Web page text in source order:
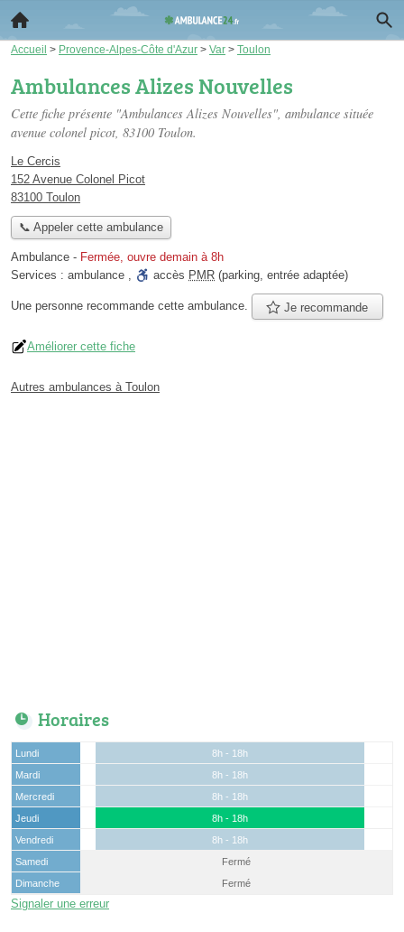
Accueil > Provence-Alpes-Côte d'Azur > Var > Toulon
Ambulances Alizes Nouvelles
Cette fiche présente "Ambulances Alizes Nouvelles", ambulance située
avenue colonel picot, 83100 Toulon.
Le Cercis
152 Avenue Colonel Picot
83100 Toulon
📞 Appeler cette ambulance
Ambulance - Fermée, ouvre demain à 8h
Services : ambulance , accès PMR (parking, entrée adaptée)
Une personne recommande cette ambulance. Je recommande
Améliorer cette fiche
Autres ambulances à Toulon
Horaires
Lundi
8h - 18h
Mardi
8h - 18h
Mercredi
8h - 18h
Jeudi
8h - 18h
Vendredi
8h - 18h
Samedi
Fermé
Dimanche
Fermé
Signaler une erreur